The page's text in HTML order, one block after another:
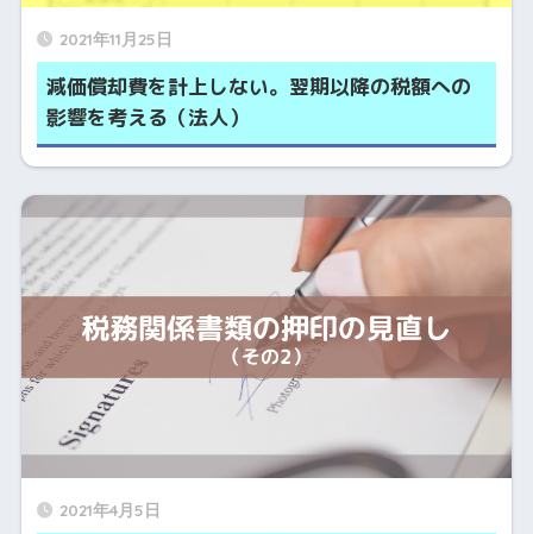
2021年11月25日
減価償却費を計上しない。翌期以降の税額への
影響を考える（法人）
2021年4月5日